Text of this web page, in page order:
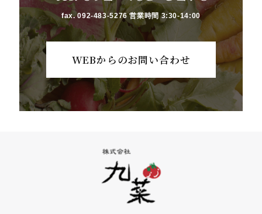
fax. 092-483-5276 営業時間 3:30-14:00
WEBからのお問い合わせ